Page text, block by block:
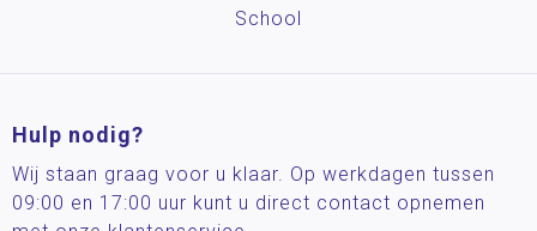
School
Hulp nodig?
Wij staan graag voor u klaar. Op werkdagen tussen
09:00 en 17:00 uur kunt u direct contact opnemen